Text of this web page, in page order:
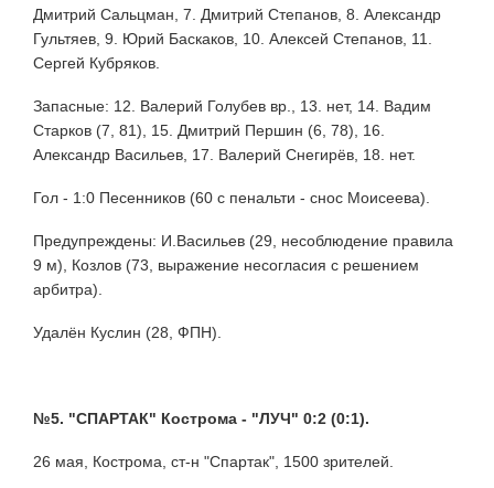
Дмитрий Сальцман, 7. Дмитрий Степанов, 8. Александр
Гультяев, 9. Юрий Баскаков, 10. Алексей Степанов, 11.
Сергей Кубряков.
Запасные: 12. Валерий Голубев вр., 13. нет, 14. Вадим
Старков (7, 81), 15. Дмитрий Першин (6, 78), 16.
Александр Васильев, 17. Валерий Снегирёв, 18. нет.
Гол - 1:0 Песенников (60 с пенальти - снос Моисеева).
Предупреждены: И.Васильев (29, несоблюдение правила
9 м), Козлов (73, выражение несогласия с решением
арбитра).
Удалён Куслин (28, ФПН).
№5. "СПАРТАК" Кострома - "ЛУЧ" 0:2 (0:1).
26 мая, Кострома, ст-н "Спартак", 1500 зрителей.